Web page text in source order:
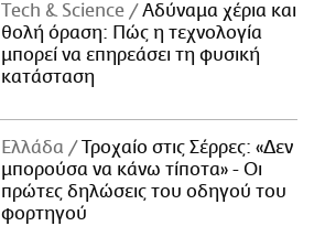
Τech & Science
Αδύναμα χέρια και
θολή όραση: Πώς η τεχνολογία
μπορεί να επηρεάσει τη φυσική
κατάσταση
Ελλάδα
Τροχαίο στις Σέρρες: «Δεν
μπορούσα να κάνω τίποτα» - Οι
πρώτες δηλώσεις του οδηγού του
φορτηγού